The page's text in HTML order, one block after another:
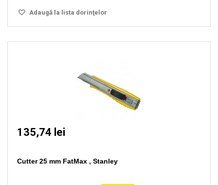
Adaugă la lista dorinţelor
135,74 lei
Cutter 25 mm FatMax , Stanley